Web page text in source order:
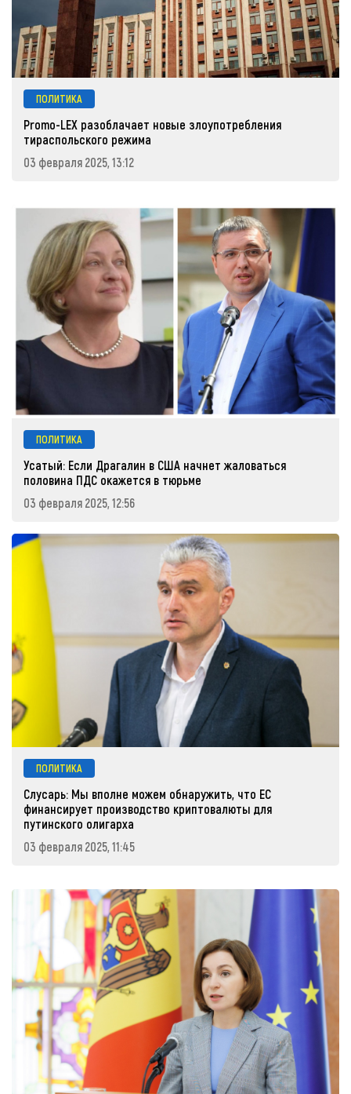
ПОЛИТИКА
Promo-LEX разоблачает новые злоупотребления
тираспольского режима
03 февраля 2025, 13:12
ПОЛИТИКА
Усатый: Если Драгалин в США начнет жаловаться
половина ПДС окажется в тюрьме
03 февраля 2025, 12:56
ПОЛИТИКА
Слусарь: Мы вполне можем обнаружить, что ЕС
финансирует производство криптовалюты для
путинского олигарха
03 февраля 2025, 11:45